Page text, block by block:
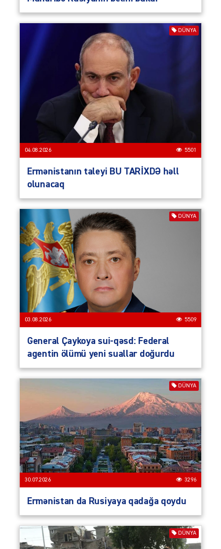
DÜNYA
04.08.2026 5501
Ermənistanın taleyi BU TARİXDƏ həll
olunacaq
DÜNYA
03.08.2026 5509
General Çaykoya sui-qəsd: Federal
agentin ölümü yeni suallar doğurdu
DÜNYA
30.07.2026 3296
Ermənistan da Rusiyaya qadağa qoydu
DÜNYA